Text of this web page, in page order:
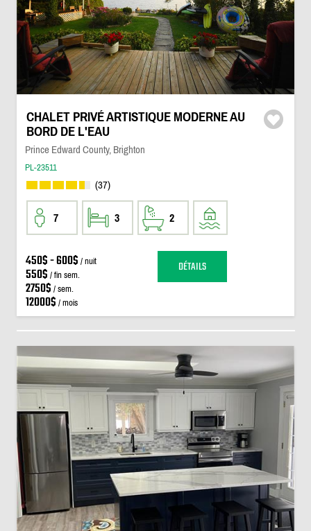
CHALET PRIVÉ ARTISTIQUE MODERNE AU
BORD DE L'EAU
Prince Edward County, Brighton
PL-23511
(37)
7 3 2
450$ - 600$ / nuit
550$ / fin sem.
2750$ / sem.
12000$ / mois
DÉTAILS